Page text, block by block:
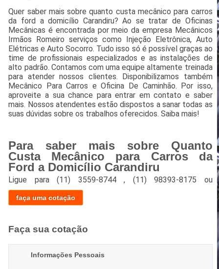
Quer saber mais sobre quanto custa mecânico para carros
da ford a domicílio Carandiru? Ao se tratar de Oficinas
Mecânicas é encontrada por meio da empresa Mecânicos
Irmãos Romeiro serviços como Injeção Eletrônica, Auto
Elétricas e Auto Socorro. Tudo isso só é possível graças ao
time de profissionais especializados e as instalações de
alto padrão. Contamos com uma equipe altamente treinada
para atender nossos clientes. Disponibilizamos também
Mecânico Para Carros e Oficina De Caminhão. Por isso,
aproveite a sua chance para entrar em contato e saber
mais. Nossos atendentes estão dispostos a sanar todas as
suas dúvidas sobre os trabalhos oferecidos. Saiba mais!
Para saber mais sobre Quanto
Custa Mecânico para Carros da
Ford a Domicílio Carandiru
Ligue para(11) 3559-8744 , (11) 98393-8175 ou
faça uma cotação
Faça sua cotação
Informações Pessoais